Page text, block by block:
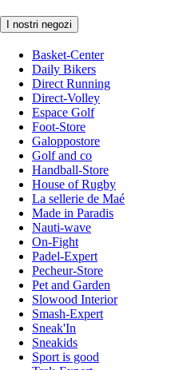
I nostri negozi
Basket-Center
Daily Bikers
Direct Running
Direct-Volley
Espace Golf
Foot-Store
Galoppostore
Golf and co
Handball-Store
House of Rugby
La sellerie de Maé
Made in Paradis
Nauti-wave
On-Fight
Padel-Expert
Pecheur-Store
Pet and Garden
Slowood Interior
Smash-Expert
Sneak'In
Sneakids
Sport is good